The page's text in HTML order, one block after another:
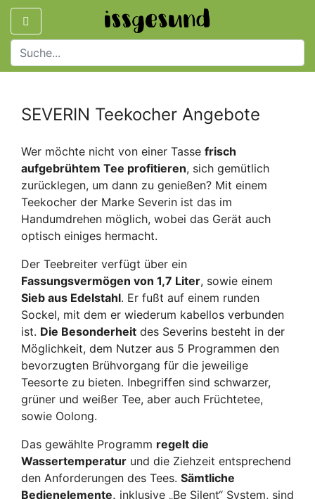
SEVERIN Teekocher Angebote
Wer möchte nicht von einer Tasse frisch
aufgebrühtem Tee profitieren, sich gemütlich
zurücklegen, um dann zu genießen? Mit einem
Teekocher der Marke Severin ist das im
Handumdrehen möglich, wobei das Gerät auch
optisch einiges hermacht.
Der Teebreiter verfügt über ein
Fassungsvermögen von 1,7 Liter, sowie einem
Sieb aus Edelstahl. Er fußt auf einem runden
Sockel, mit dem er wiederum kabellos verbunden
ist. Die Besonderheit des Severins besteht in der
Möglichkeit, dem Nutzer aus 5 Programmen den
bevorzugten Brühvorgang für die jeweilige
Teesorte zu bieten. Inbegriffen sind schwarzer,
grüner und weißer Tee, aber auch Früchtetee,
sowie Oolong.
Das gewählte Programm regelt die
Wassertemperatur und die Ziehzeit entsprechend
den Anforderungen des Tees. Sämtliche
Bedienelemente, inklusive „Be Silent“ System, sind